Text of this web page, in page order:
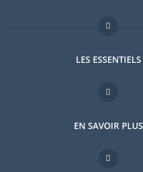
LES ESSENTIELS
Forum expatriés
Guides pays
Offres d'emploi
EN SAVOIR PLUS
FAQ